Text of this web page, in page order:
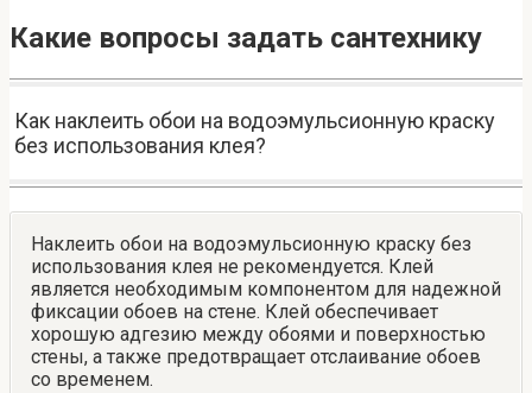
Какие вопросы задать сантехнику
Как наклеить обои на водоэмульсионную краску
без использования клея?
Наклеить обои на водоэмульсионную краску без
использования клея не рекомендуется. Клей
является необходимым компонентом для надежной
фиксации обоев на стене. Клей обеспечивает
хорошую адгезию между обоями и поверхностью
стены, а также предотвращает отслаивание обоев
со временем.